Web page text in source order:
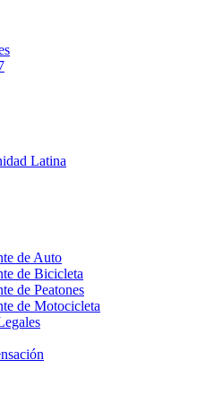
Latina
de Auto
de Bicicleta
de Peatones
de Motocicleta